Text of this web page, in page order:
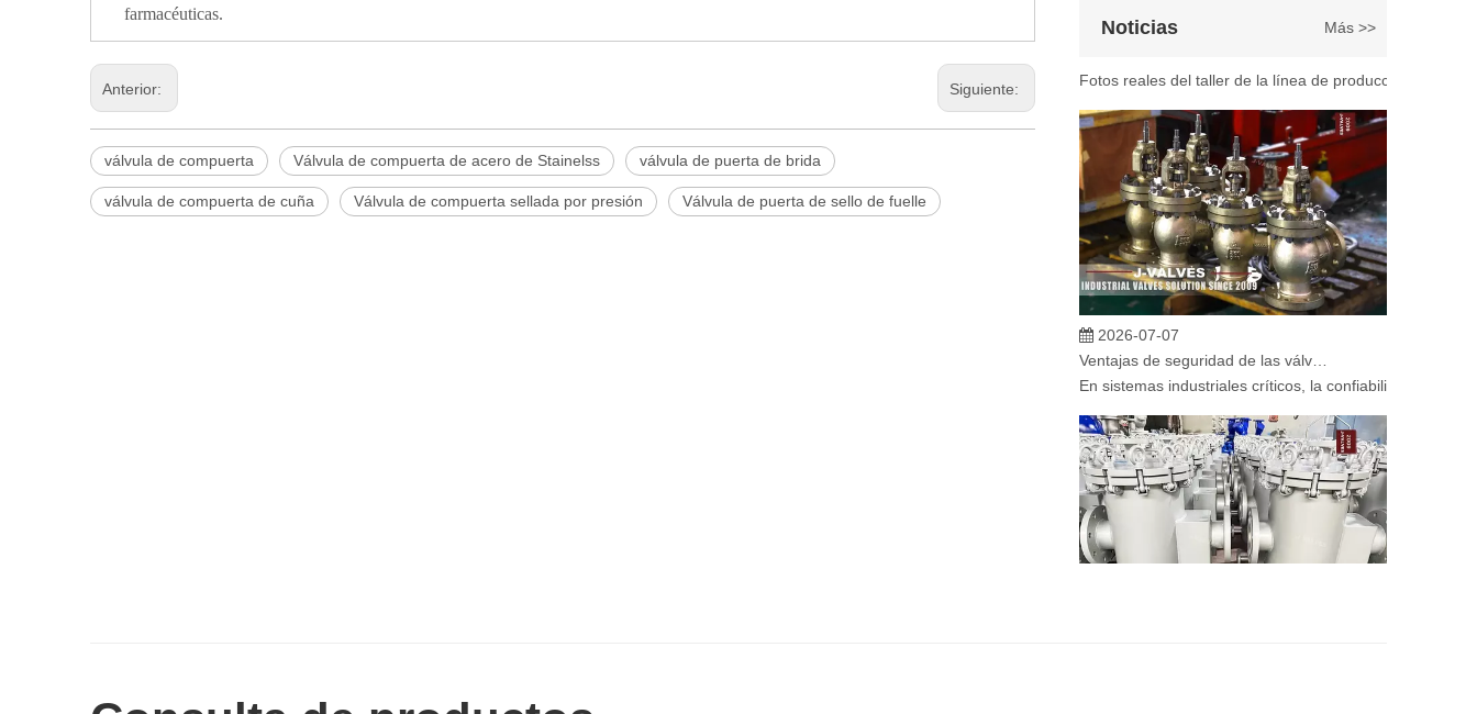
farmacéuticas.
Anterior: Siguiente:
válvula de compuerta Válvula de compuerta de acero de Stainelss válvula de puerta de brida
válvula de compuerta de cuña Válvula de compuerta sellada por presión Válvula de puerta de sello de fuelle
Noticias Más >>
2026-07-07
En sistemas industriales críticos, la confiabilidad de las